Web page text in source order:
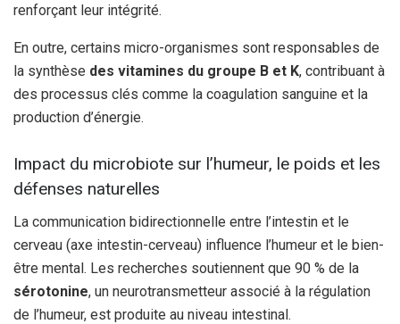
renforçant leur intégrité.
En outre, certains micro-organismes sont responsables de
la synthèse des vitamines du groupe B et K, contribuant à
des processus clés comme la coagulation sanguine et la
production d’énergie.
Impact du microbiote sur l’humeur, le poids et les
défenses naturelles
La communication bidirectionnelle entre l’intestin et le
cerveau (axe intestin-cerveau) influence l’humeur et le bien-
être mental. Les recherches soutiennent que 90 % de la
sérotonine, un neurotransmetteur associé à la régulation
de l’humeur, est produite au niveau intestinal.